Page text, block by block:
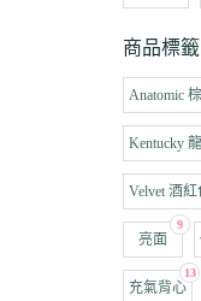
商品標籤
Anatomic
Kentucky
Velvet 酒紅
9
亮面
13
充氣背心